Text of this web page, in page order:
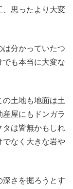
、思ったより大変
は分かっていたつ
でも本当に大変な
土地も地面は土
屋にもドンガラ
タは皆無かもしれ
でなく大きな岩や
深さを掘ろうとす